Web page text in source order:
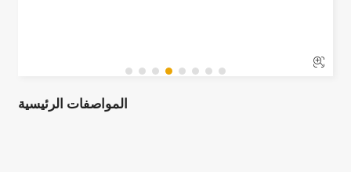

المواصفات الرئيسية